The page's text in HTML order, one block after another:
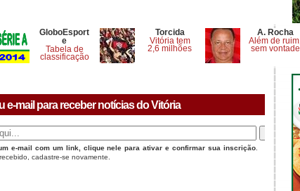
GloboEsport
e
Tabela de
classificação
Torcida
Vitória tem
2,6 milhões
A. Rocha
Além de ruim,
sem vontade
e-mail para receber notícias do Vitória
e-mail com um link, clique nele para ativar e confirmar sua inscrição
cadastre-se novamente.